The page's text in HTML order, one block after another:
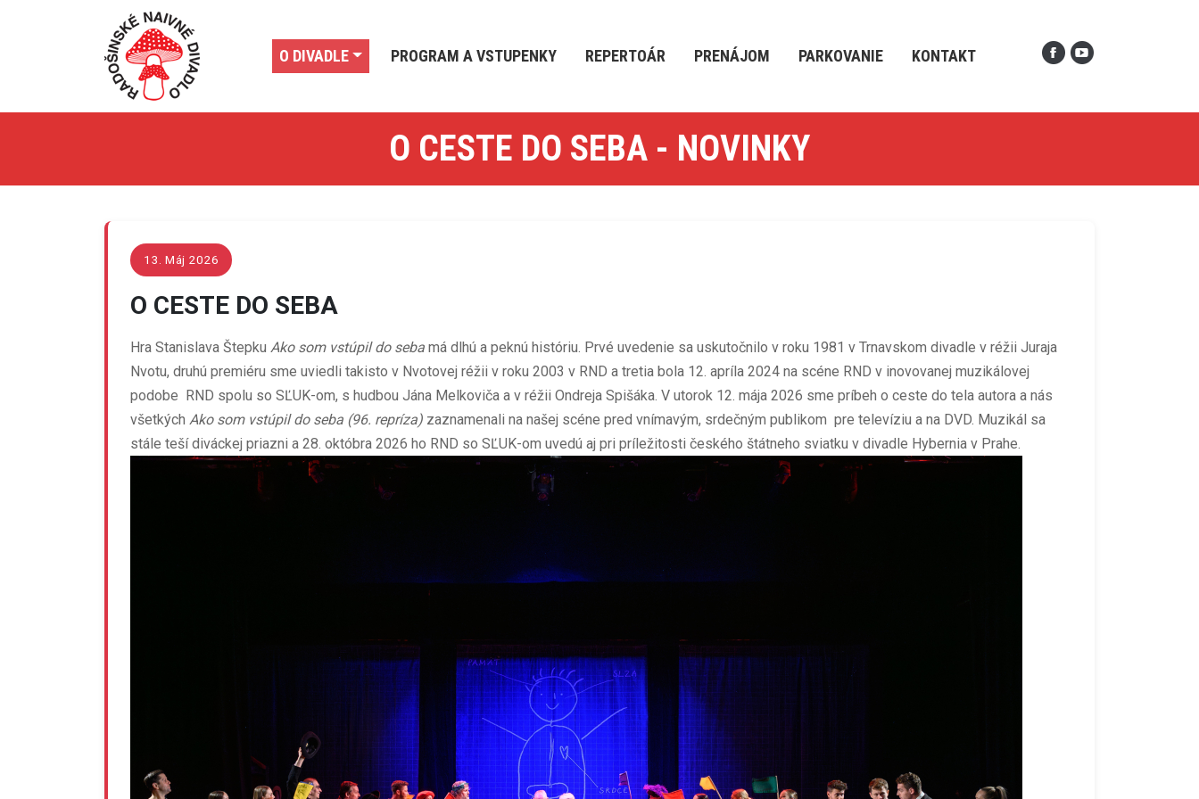
O DIVADLE PROGRAM A VSTUPENKY REPERTOÁR PRENÁJOM PARKOVANIE KONTAKT
O CESTE DO SEBA - NOVINKY
13. Máj 2026
O CESTE DO SEBA
Hra Stanislava Štepku Ako som vstúpil do seba má dlhú a peknú históriu. Prvé uvedenie sa uskutočnilo v roku 1981 v Trnavskom divadle v réžii Juraja
Nvotu, druhú premiéru sme uviedli takisto v Nvotovej réžii v roku 2003 v RND a tretia bola 12. apríla 2024 na scéne RND v inovovanej muzikálovej
podobe RND spolu so SĽUK-om, s hudbou Jána Melkoviča a v réžii Ondreja Spišáka. V utorok 12. mája 2026 sme príbeh o ceste do tela autora a nás
všetkých Ako som vstúpil do seba (96. repríza) zaznamenali na našej scéne pred vnímavým, srdečným publikom pre televíziu a na DVD. Muzikál sa
stále teší diváckej priazni a 28. októbra 2026 ho RND so SĽUK-om uvedú aj pri príležitosti českého štátneho sviatku v divadle Hybernia v Prahe.